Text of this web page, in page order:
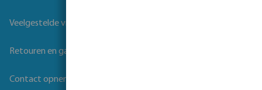
Veelgestelde vragen
Retouren en garantie
Contact opnemen